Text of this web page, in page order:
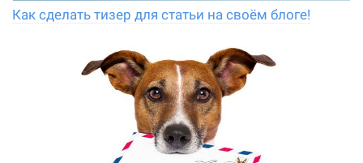
Как сделать тизер для статьи на своём блоге!